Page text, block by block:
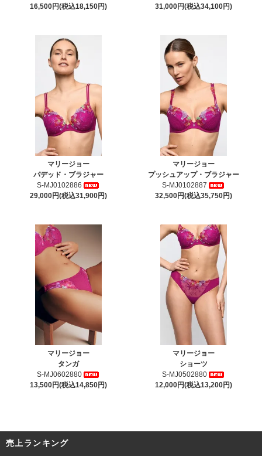
16,500円(税込18,150円) 31,000円(税込34,100円)
マリージョー
パデッド・ブラジャー
S-MJ0102886
29,000円(税込31,900円)
マリージョー
プッシュアップ・ブラジャー
S-MJ0102887
32,500円(税込35,750円)
マリージョー
タンガ
S-MJ0602880
13,500円(税込14,850円)
マリージョー
ショーツ
S-MJ0502880
12,000円(税込13,200円)
売上ランキング